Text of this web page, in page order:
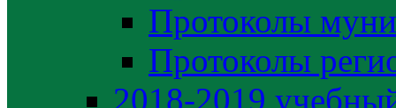
Протоколы
Протоколы
2018-2019